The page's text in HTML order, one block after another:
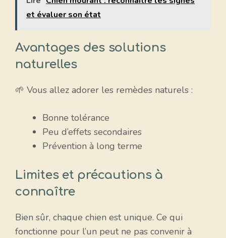
et évaluer son état
Avantages des solutions
naturelles
🌱 Vous allez adorer les remèdes naturels :
Bonne tolérance
Peu d’effets secondaires
Prévention à long terme
Limites et précautions à
connaître
Bien sûr, chaque chien est unique. Ce qui
fonctionne pour l’un peut ne pas convenir à